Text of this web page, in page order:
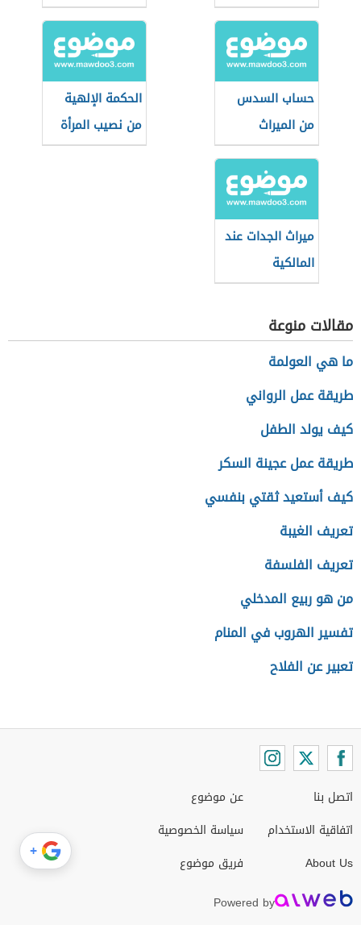
حساب السدس
من الميراث
الحكمة الإلهية
من نصيب المرأة
في الميراث
ميراث الجدات عند
المالكية
مقالات منوعة
ما هي العولمة
طريقة عمل الرواني
كيف يولد الطفل
طريقة عمل عجينة السكر
كيف أستعيد ثقتي بنفسي
تعريف الغيبة
تعريف الفلسفة
من هو ربيع المدخلي
تفسير الهروب في المنام
تعبير عن الفلاح
اتصل بنا
اتفاقية الاستخدام
About Us
عن موضوع
سياسة الخصوصية
فريق موضوع
Powered by
+